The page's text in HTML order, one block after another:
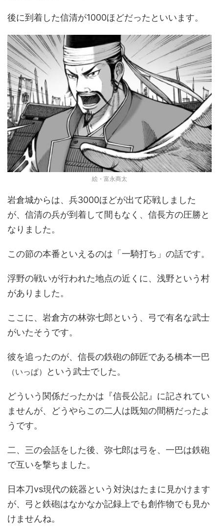
後に到着した信清が1000ほどだったといいます。
絵・富永商太
岩倉城からは、兵3000ほどが出て応戦しました
が、信清の兵が到着して間もなく、信長方の圧勝と
なりました。
この節の本番といえるのは「一騎打ち」の話です。
浮野の戦いが行われた地点の近くに、浅野という村
がありました。
ここに、岩倉方の林弥七郎という、弓で有名な武士
がいたそうです。
彼を追ったのが、信長の鉄砲の師匠である橋本一巴
（いっぱ） という武士でした。
どういう関係だったかは『信長公記』に記されてい
ませんが、どうやらこの二人は既知の間柄だったよ
うです。
二、三の会話をした後、弥七郎は弓を、一巴は鉄砲
で互いを撃ちました。
日本刀vs現代の銃器という対決はたまに見かけます
が、弓と鉄砲はなかなか記録上でも創作物でも見か
けませんね。